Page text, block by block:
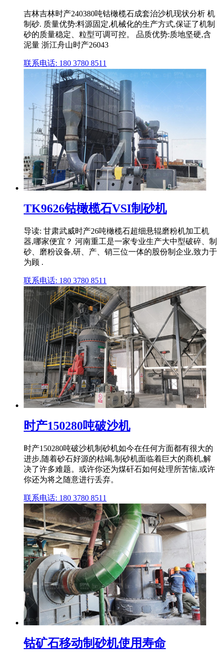
吉林吉林时产240380吨钴橄榄石成套治沙机现状分析 机
制砂. 质量优势:料源固定,机械化的生产方式,保证了机制
砂的质量稳定、粒型可调可控。 品质优势:质地坚硬,含
泥量 浙江舟山时产26043
联系电话: 180 3780 8511
TK9626钴橄榄石VSI制砂机
导读: 甘肃武威时产26吨橄榄石超细悬辊磨粉机加工机
器,哪家便宜？ 河南重工是一家专业生产大中型破碎、制
砂、磨粉设备,研、产、销三位一体的股份制企业,致力于
为顾 .
联系电话: 180 3780 8511
时产150280吨破沙机
时产150280吨破沙机制砂机如今在任何方面都有很大的
进步,随着砂石好源的枯竭,制砂机面临着巨大的商机,解
决了许多难题。或许你还为煤矸石如何处理所苦恼,或许
你还为将之随意进行丢弃。
联系电话: 180 3780 8511
钴矿石移动制砂机使用寿命